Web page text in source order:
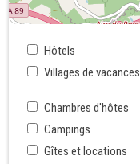
Hôtels
Villages de vacances
Chambres d'hôtes
Campings
Gîtes et locations